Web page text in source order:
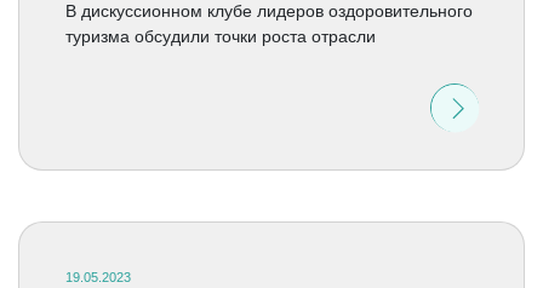
В дискуссионном клубе лидеров оздоровительного
туризма обсудили точки роста отрасли
19.05.2023